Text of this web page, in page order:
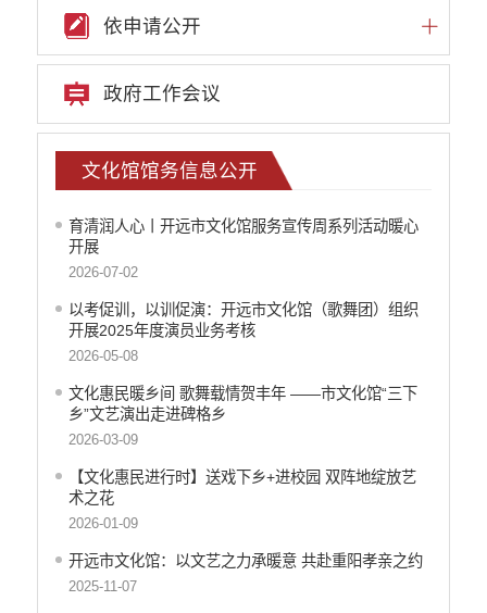
重点领域信息公开
重大建设项目信息
安全生产信息公开
民政信息公开
推进面向转移落户人员的服务公开
质监信息公开
学校信息公开
住房保障信息公开
旅游市场秩序和服务质量信息公开
文化馆馆务信息公开
财政预决算
行政事业性收费
公务员管理
依申请公开
政府工作会议
文化馆馆务信息公开
育清润人心丨开远市文化馆服务宣传周系列活动暖心
开展
2026-07-02
以考促训，以训促演：开远市文化馆（歌舞团）组织
开展2025年度演员业务考核
2026-05-08
文化惠民暖乡间 歌舞载情贺丰年 ——市文化馆“三下
乡”文艺演出走进碑格乡
2026-03-09
【文化惠民进行时】送戏下乡+进校园 双阵地绽放艺
术之花
2026-01-09
开远市文化馆：以文艺之力承暖意 共赴重阳孝亲之约
2025-11-07